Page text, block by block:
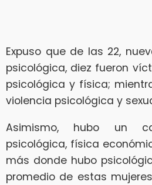
Expuso que de las 22,
psicológica, diez fueron
psicológica y física;
violencia psicológica y
Asimismo, hubo un
psicológica, física
más donde hubo
promedio de estas